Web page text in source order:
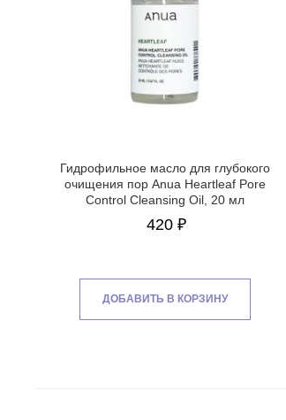
Гидрофильное масло для глубокого
очищения пор Anua Heartleaf Pore
Control Cleansing Oil, 20 мл
420 ₽
ДОБАВИТЬ В КОРЗИНУ